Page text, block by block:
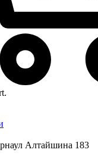
Алтайшина 183